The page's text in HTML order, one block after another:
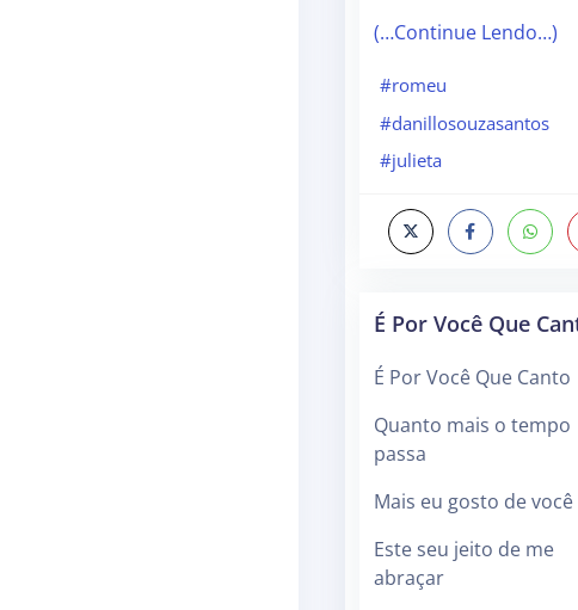
(…Continue Lendo…)
#romeu
#danillosouzasantos
#julieta
É Por Você Que
É Por Você Que Canto
Quanto mais o tempo
passa
Mais eu gosto de você
Este seu jeito de me
abraçar